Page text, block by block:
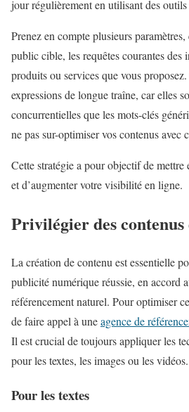
jour régulièrement en utilisant des
Prenez en compte plusieurs
public cible, les requêtes courantes des
produits ou services que vous
expressions de longue traîne, car elles
concurrentielles que les mots-clés
ne pas sur-optimiser vos contenus avec
Cette stratégie a pour objectif de mettre
et d’augmenter votre visibilité en ligne.
Privilégier des
La création de contenu est essentielle
publicité numérique réussie, en accord
référencement naturel. Pour optimiser
de faire appel à uneagence de
Il est crucial de toujours appliquer les
pour les textes, les images ou les vidéos.
Pour les textes